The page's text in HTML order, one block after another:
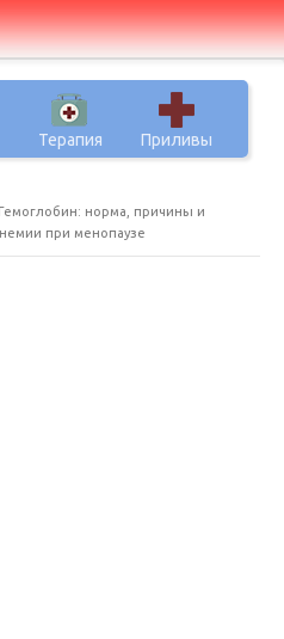
Терапия Приливы
Гемоглобин: норма, причины и
при менопаузе